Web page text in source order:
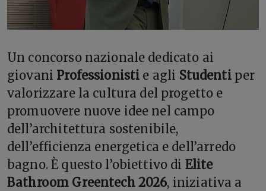
Un concorso nazionale dedicato ai
giovani Professionisti e agli Studenti per
valorizzare la cultura del progetto e
promuovere nuove idee nel campo
dell’architettura sostenibile,
dell’efficienza energetica e dell’arredo
bagno. È questo l’obiettivo di Elite
Bathroom Greentech 2026, iniziativa a